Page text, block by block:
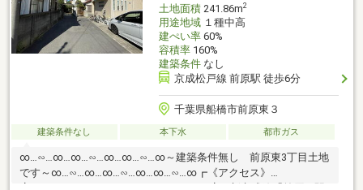
土地面積241.86m2
用途地域１種中高
建ぺい率60%
容積率160%
建築条件なし
京成松戸線 前原駅 徒歩6分
千葉県船橋市前原東３
建築条件なし 本下水 都市ガス
∞…∽…∞…∞…∽…∞…∞…∽…∞～建築条件無し 前原東3丁目土地
です～∞…∽…∞…∞…∽…∞…∞…∽…∞┏《アクセス》